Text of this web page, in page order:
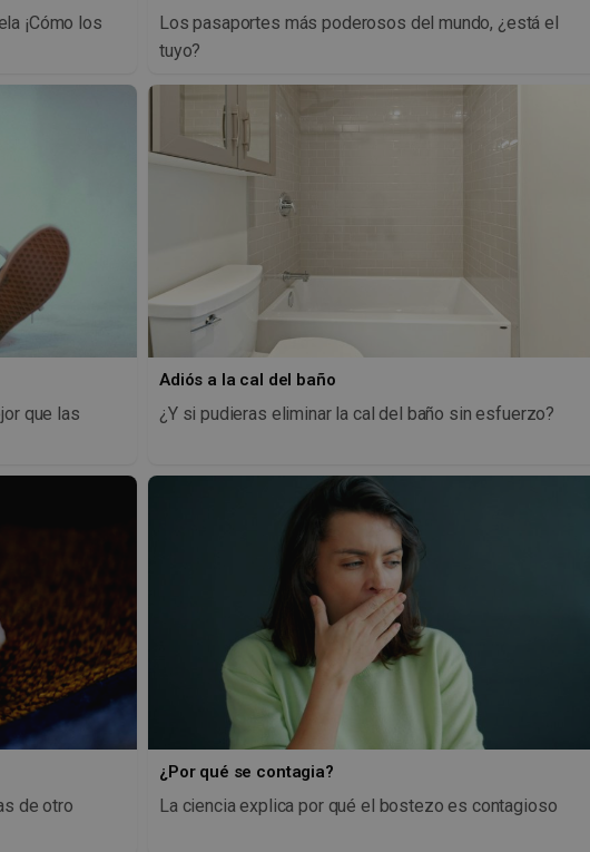
¡Cómo los
Los pasaportes más poderosos del mundo, ¿está el
tuyo?
que las
Adiós a la cal del baño
¿Y si pudieras eliminar la cal del baño sin esfuerzo?
de otro
¿Por qué se contagia?
La ciencia explica por qué el bostezo es contagioso